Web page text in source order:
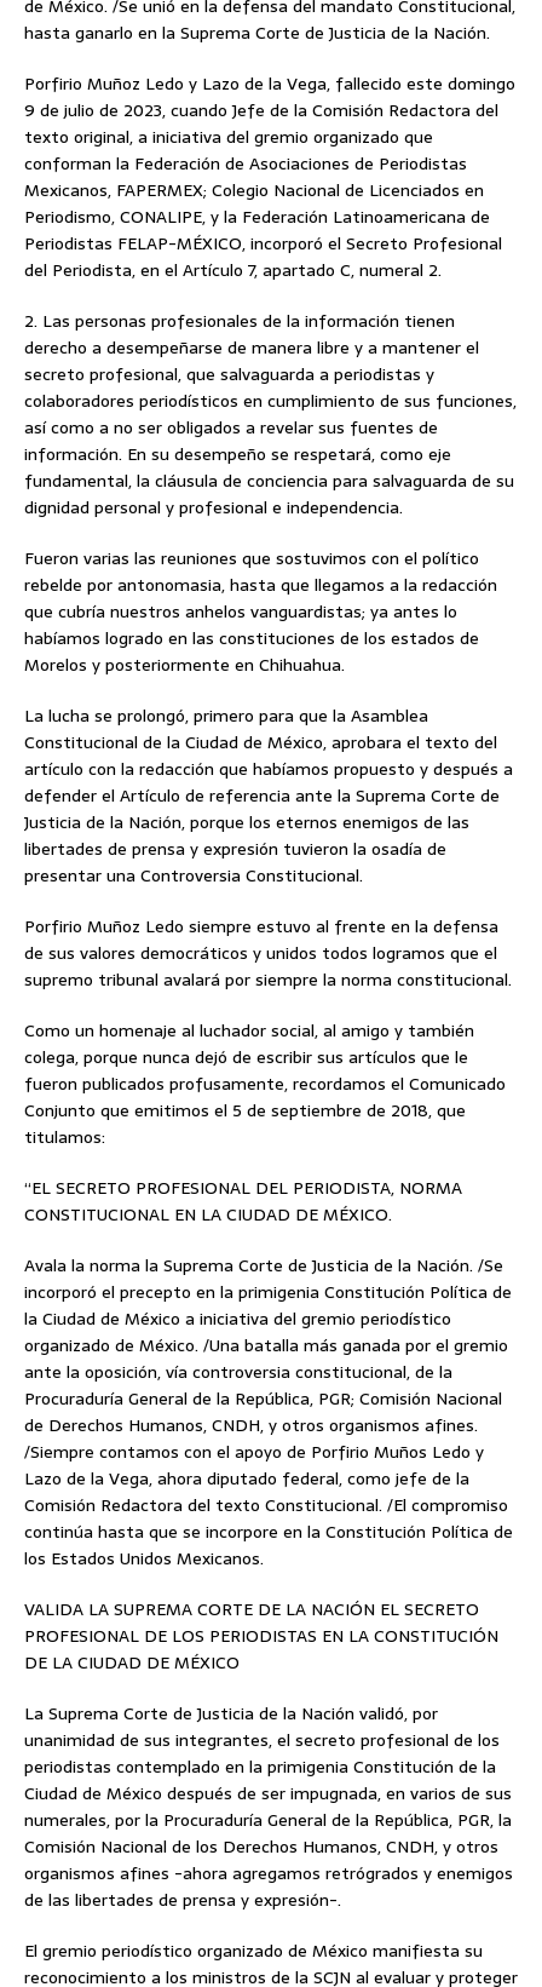
de México. /Se unió en la defensa del mandato Constitucional,
hasta ganarlo en la Suprema Corte de Justicia de la Nación.
Porfirio Muñoz Ledo y Lazo de la Vega, fallecido este domingo
9 de julio de 2023, cuando Jefe de la Comisión Redactora del
texto original, a iniciativa del gremio organizado que
conforman la Federación de Asociaciones de Periodistas
Mexicanos, FAPERMEX; Colegio Nacional de Licenciados en
Periodismo, CONALIPE, y la Federación Latinoamericana de
Periodistas FELAP-MÉXICO, incorporó el Secreto Profesional
del Periodista, en el Artículo 7, apartado C, numeral 2.
2. Las personas profesionales de la información tienen
derecho a desempeñarse de manera libre y a mantener el
secreto profesional, que salvaguarda a periodistas y
colaboradores periodísticos en cumplimiento de sus funciones,
así como a no ser obligados a revelar sus fuentes de
información. En su desempeño se respetará, como eje
fundamental, la cláusula de conciencia para salvaguarda de su
dignidad personal y profesional e independencia.
Fueron varias las reuniones que sostuvimos con el político
rebelde por antonomasia, hasta que llegamos a la redacción
que cubría nuestros anhelos vanguardistas; ya antes lo
habíamos logrado en las constituciones de los estados de
Morelos y posteriormente en Chihuahua.
La lucha se prolongó, primero para que la Asamblea
Constitucional de la Ciudad de México, aprobara el texto del
artículo con la redacción que habíamos propuesto y después a
defender el Artículo de referencia ante la Suprema Corte de
Justicia de la Nación, porque los eternos enemigos de las
libertades de prensa y expresión tuvieron la osadía de
presentar una Controversia Constitucional.
Porfirio Muñoz Ledo siempre estuvo al frente en la defensa
de sus valores democráticos y unidos todos logramos que el
supremo tribunal avalará por siempre la norma constitucional.
Como un homenaje al luchador social, al amigo y también
colega, porque nunca dejó de escribir sus artículos que le
fueron publicados profusamente, recordamos el Comunicado
Conjunto que emitimos el 5 de septiembre de 2018, que
titulamos:
“EL SECRETO PROFESIONAL DEL PERIODISTA, NORMA
CONSTITUCIONAL EN LA CIUDAD DE MÉXICO.
Avala la norma la Suprema Corte de Justicia de la Nación. /Se
incorporó el precepto en la primigenia Constitución Política de
la Ciudad de México a iniciativa del gremio periodístico
organizado de México. /Una batalla más ganada por el gremio
ante la oposición, vía controversia constitucional, de la
Procuraduría General de la República, PGR; Comisión Nacional
de Derechos Humanos, CNDH, y otros organismos afines.
/Siempre contamos con el apoyo de Porfirio Muños Ledo y
Lazo de la Vega, ahora diputado federal, como jefe de la
Comisión Redactora del texto Constitucional. /El compromiso
continúa hasta que se incorpore en la Constitución Política de
los Estados Unidos Mexicanos.
VALIDA LA SUPREMA CORTE DE LA NACIÓN EL SECRETO
PROFESIONAL DE LOS PERIODISTAS EN LA CONSTITUCIÓN
DE LA CIUDAD DE MÉXICO
La Suprema Corte de Justicia de la Nación validó, por
unanimidad de sus integrantes, el secreto profesional de los
periodistas contemplado en la primigenia Constitución de la
Ciudad de México después de ser impugnada, en varios de sus
numerales, por la Procuraduría General de la República, PGR, la
Comisión Nacional de los Derechos Humanos, CNDH, y otros
organismos afines -ahora agregamos retrógrados y enemigos
de las libertades de prensa y expresión-.
El gremio periodístico organizado de México manifiesta su
reconocimiento a los ministros de la SCJN al evaluar y proteger